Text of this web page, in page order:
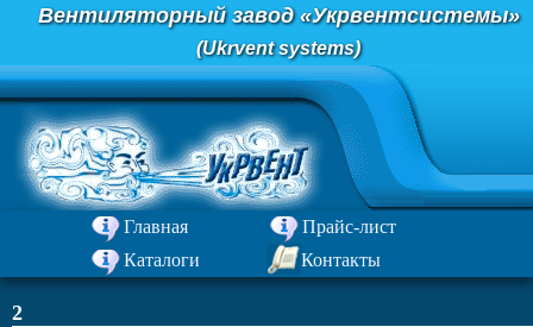
Перейти
содержимому
Вентиляторный завод «Укрвентсистемы»
(Ukrvent systems)
Главная
Прайс-лист
Каталоги
Контакты
2